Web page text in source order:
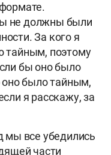
не должны были
За кого я
тайным, поэтому
бы оно было
было тайным,
я расскажу, за
мы все убедились
части